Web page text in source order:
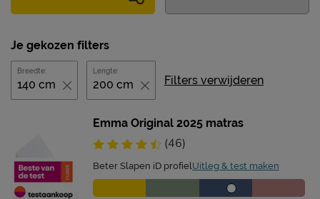
Je gekozen filters
Filters verwijderen
Breedte:
140 cm
Lengte:
200 cm
Emma Original 2025 matras
(46)
Beter Slapen iD profielUitleg & test maken